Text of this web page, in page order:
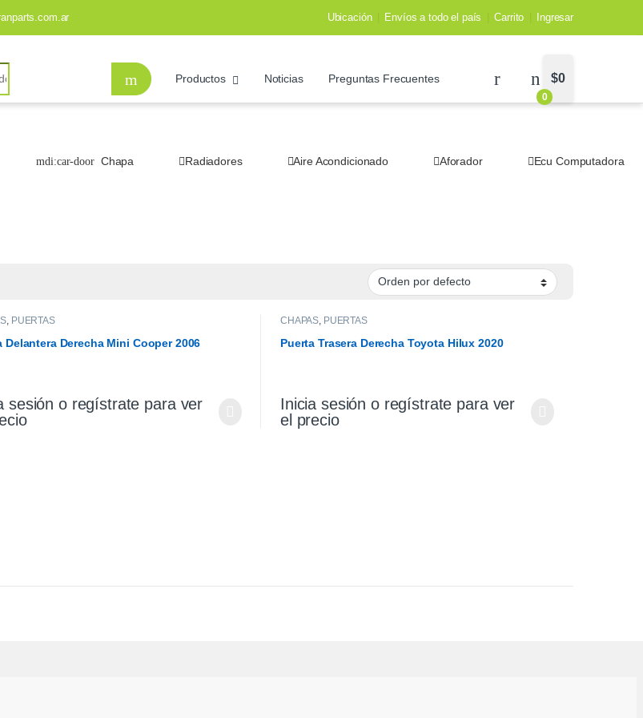
Ubicación Envíos a todo el país Carrito Ingresar
Productos Noticias Preguntas Frecuentes
0
$0
, PUERTAS
Delantera Derecha Mini Cooper 2006
sesión o regístrate para ver
CHAPAS, PUERTAS
Puerta Trasera Derecha Toyota Hilux 2020
Inicia sesión o regístrate para ver
el precio
Chapa Radiadores Aire Acondicionado Aforador Ecu Computadora